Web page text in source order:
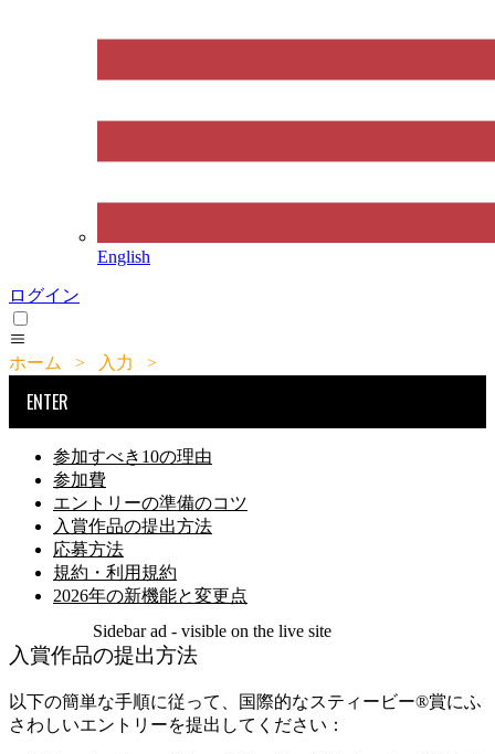
English
ログイン
ホーム > 入力 >
ENTER
参加すべき10の理由
参加費
エントリーの準備のコツ
入賞作品の提出方法
応募方法
規約・利用規約
2026年の新機能と変更点
Sidebar ad - visible on the live site
入賞作品の提出方法
以下の簡単な手順に従って、国際的なスティービー®賞にふ
さわしいエントリーを提出してください：